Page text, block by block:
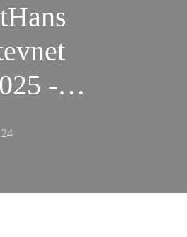
-
2:
dem er
24